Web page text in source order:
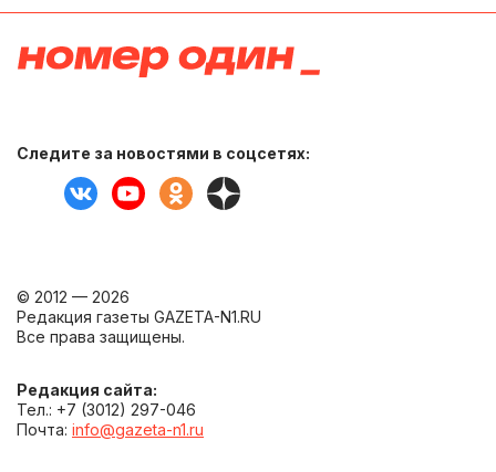
Следите за новостями в соцсетях:
© 2012 — 2026
Редакция газеты GAZETA-N1.RU
Все права защищены.
Редакция сайта:
Тел.: +7 (3012) 297-046
Почта: info@gazeta-n1.ru